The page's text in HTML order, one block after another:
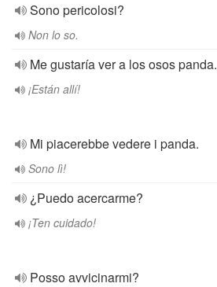
Sono pericolosi?
Non lo so.
Me gustaría ver a los osos panda.
¡Están allí!
Mi piacerebbe vedere i panda.
Sono lì!
¿Puedo acercarme?
¡Ten cuidado!
Posso avvicinarmi?